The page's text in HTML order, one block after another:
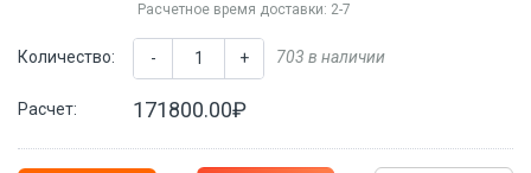
Расчетное время доставки: 2-7
Количество: - + 703 в наличии
Расчет: 171800.00₽